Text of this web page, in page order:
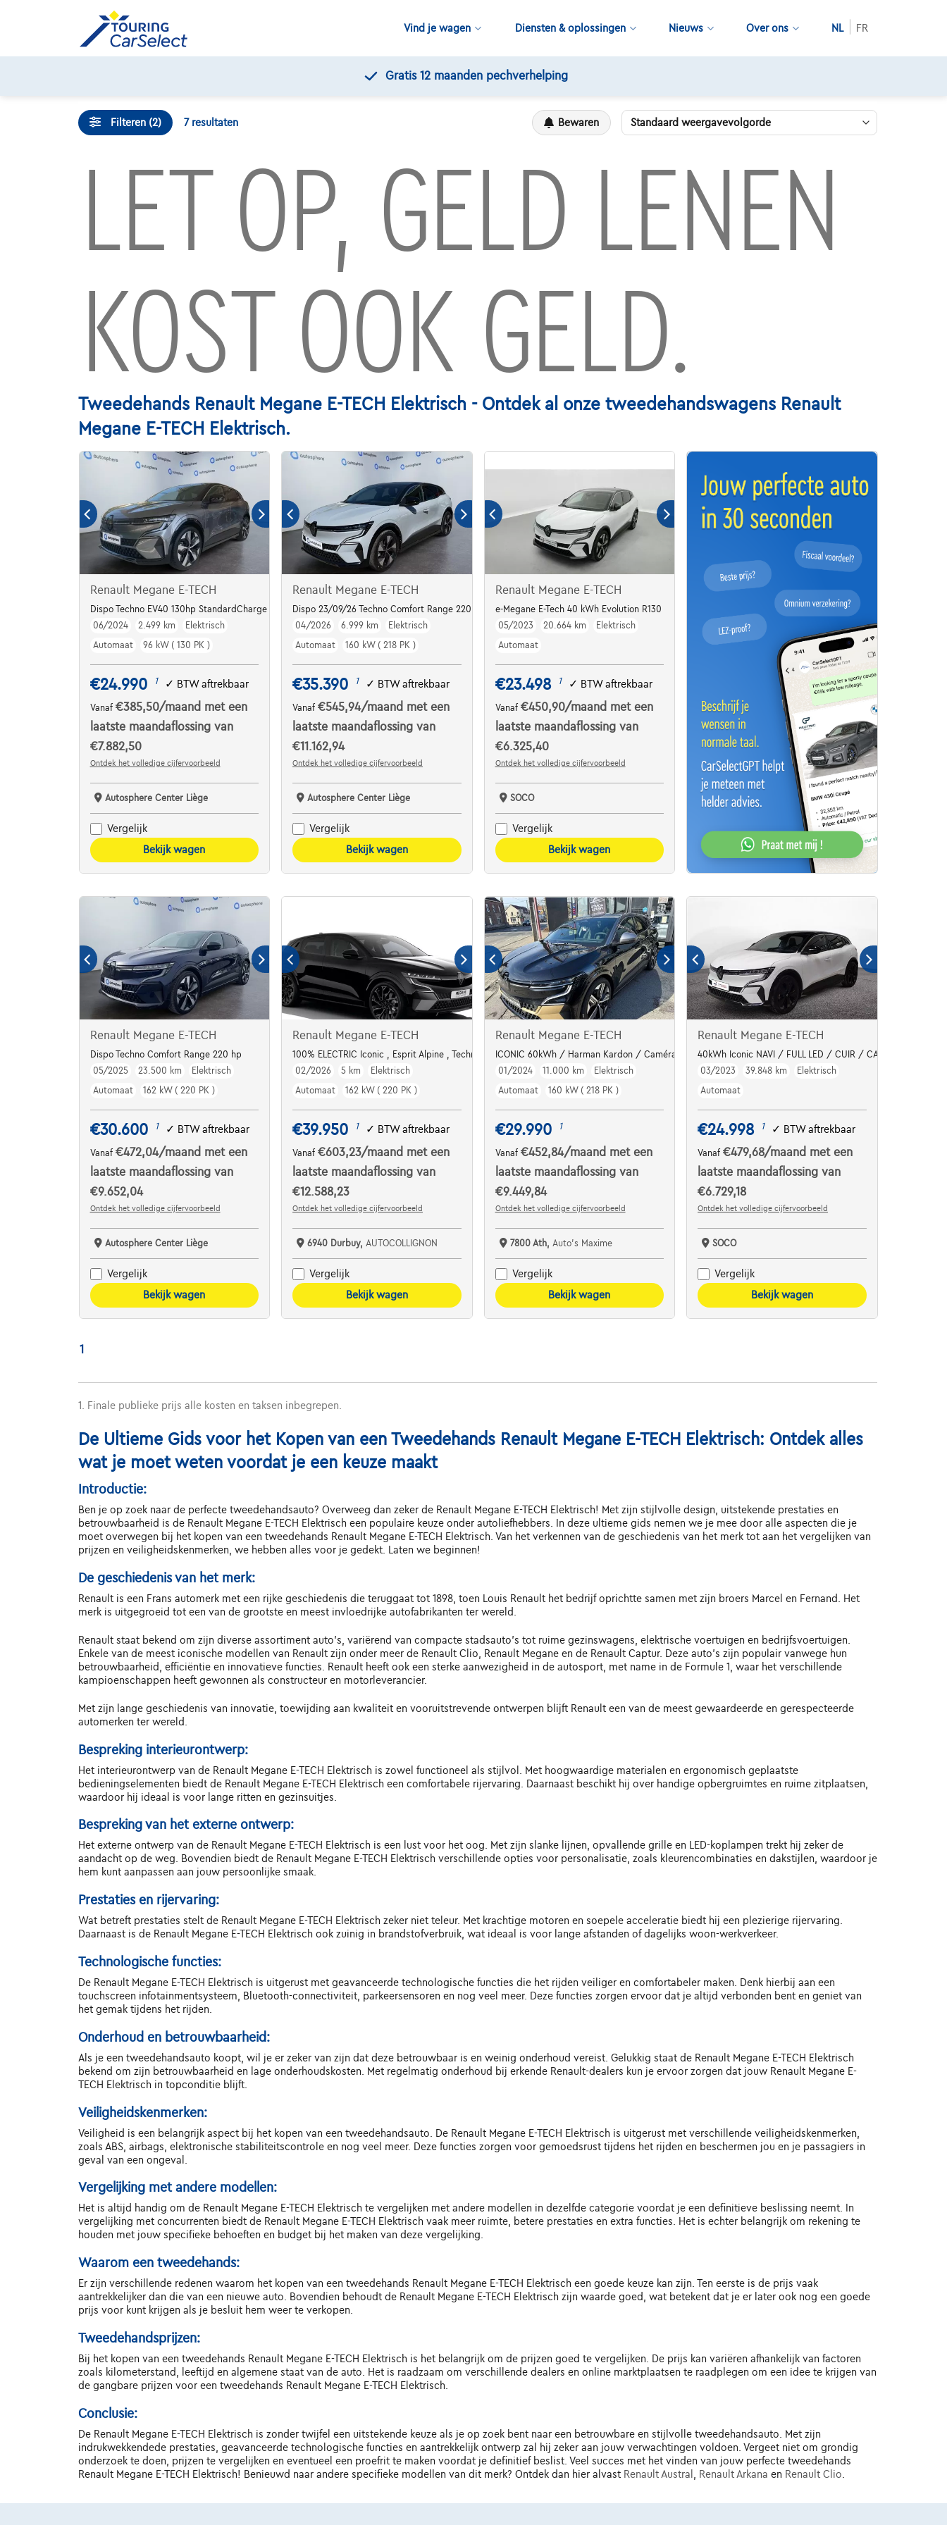
Vind je wagen Diensten & oplossingen Nieuws Over ons NL FR
Gratis 12 maanden pechverhelping
Filteren (2) 7 resultaten Bewaren
Tweedehands Renault Megane E-TECH Elektrisch - Ontdek al onze tweedehandswagens Renault
Megane E-TECH Elektrisch.
LET OP, GELD LENEN
KOST OOK GELD.
Renault Megane E-TECH
Dispo Techno EV40 130hp StandardCharge
06/2024
2.499 km
Elektrisch
Automaat
96 kW ( 130 PK )
€24.990 1 ✓ BTW aftrekbaar
Vanaf €385,50/maand met een
laatste maandaflossing van
€7.882,50
Ontdek het volledige cijfervoorbeeld
Autosphere Center Liège
Vergelijk
Bekijk wagen
Renault Megane E-TECH
Dispo 23/09/26 Techno Comfort Range 220
04/2026
6.999 km
Elektrisch
Automaat
160 kW ( 218 PK )
€35.390 1 ✓ BTW aftrekbaar
Vanaf€545,94/maand met een
laatste maandaflossing van
€11.162,94
Ontdek het volledige cijfervoorbeeld
Autosphere Center Liège
Vergelijk
Bekijk wagen
Renault Megane E-TECH
e-Megane E-Tech 40 kWh Evolution R130
05/2023
20.664 km
Elektrisch
Automaat
€23.498 1 ✓ BTW aftrekbaar
Vanaf €450,90/maand met een
laatste maandaflossing van
€6.325,40
Ontdek het volledige cijfervoorbeeld
SOCO
Vergelijk
Bekijk wagen
Renault Megane E-TECH
Dispo Techno Comfort Range 220 hp
05/2025
23.500 km
Elektrisch
Automaat
162 kW ( 220 PK )
€30.600 1 ✓ BTW aftrekbaar
Vanaf €472,04/maand met een
laatste maandaflossing van
€9.652,04
Ontdek het volledige cijfervoorbeeld
Autosphere Center Liège
Vergelijk
Bekijk wagen
Renault Megane E-TECH
100% ELECTRIC Iconic , Esprit Alpine , Techno
02/2026
5 km
Elektrisch
Automaat
162 kW ( 220 PK )
€39.950 1 ✓ BTW aftrekbaar
Vanaf€603,23/maand met een
laatste maandaflossing van
€12.588,23
Ontdek het volledige cijfervoorbeeld
6940 Durbuy, AUTOCOLLIGNON
Vergelijk
Bekijk wagen
Renault Megane E-TECH
ICONIC 60kWh / Harman Kardon / Caméra 360 /
01/2024
11.000 km
Elektrisch
Automaat
160 kW ( 218 PK )
€29.990 1
Vanaf €452,84/maand met een
laatste maandaflossing van
€9.449,84
Ontdek het volledige cijfervoorbeeld
7800 Ath, Auto's Maxime
Vergelijk
Bekijk wagen
Renault Megane E-TECH
40kWh Iconic NAVI / FULL LED / CUIR / CAMERA / JA 20"
03/2023
39.848 km
Elektrisch
Automaat
€24.998 1 ✓ BTW aftrekbaar
Vanaf€479,68/maand met een
laatste maandaflossing van
€6.729,18
Ontdek het volledige cijfervoorbeeld
SOCO
Vergelijk
Bekijk wagen
1
1. Finale publieke prijs alle kosten en taksen inbegrepen.
De Ultieme Gids voor het Kopen van een Tweedehands Renault Megane E-TECH Elektrisch: Ontdek alles
wat je moet weten voordat je een keuze maakt
Introductie:
Ben je op zoek naar de perfecte tweedehandsauto? Overweeg dan zeker de Renault Megane E-TECH Elektrisch! Met zijn stijlvolle design, uitstekende prestaties en
betrouwbaarheid is de Renault Megane E-TECH Elektrisch een populaire keuze onder autoliefhebbers. In deze ultieme gids nemen we je mee door alle aspecten die je
moet overwegen bij het kopen van een tweedehands Renault Megane E-TECH Elektrisch. Van het verkennen van de geschiedenis van het merk tot aan het vergelijken van
prijzen en veiligheidskenmerken, we hebben alles voor je gedekt. Laten we beginnen!
De geschiedenis van het merk:
Renault is een Frans automerk met een rijke geschiedenis die teruggaat tot 1898, toen Louis Renault het bedrijf oprichtte samen met zijn broers Marcel en Fernand. Het
merk is uitgegroeid tot een van de grootste en meest invloedrijke autofabrikanten ter wereld.
Renault staat bekend om zijn diverse assortiment auto's, variërend van compacte stadsauto's tot ruime gezinswagens, elektrische voertuigen en bedrijfsvoertuigen.
Enkele van de meest iconische modellen van Renault zijn onder meer de Renault Clio, Renault Megane en de Renault Captur. Deze auto's zijn populair vanwege hun
betrouwbaarheid, efficiëntie en innovatieve functies. Renault heeft ook een sterke aanwezigheid in de autosport, met name in de Formule 1, waar het verschillende
kampioenschappen heeft gewonnen als constructeur en motorleverancier.
Met zijn lange geschiedenis van innovatie, toewijding aan kwaliteit en vooruitstrevende ontwerpen blijft Renault een van de meest gewaardeerde en gerespecteerde
automerken ter wereld.
Bespreking interieurontwerp:
Het interieurontwerp van de Renault Megane E-TECH Elektrisch is zowel functioneel als stijlvol. Met hoogwaardige materialen en ergonomisch geplaatste
bedieningselementen biedt de Renault Megane E-TECH Elektrisch een comfortabele rijervaring. Daarnaast beschikt hij over handige opbergruimtes en ruime zitplaatsen,
waardoor hij ideaal is voor lange ritten en gezinsuitjes.
Bespreking van het externe ontwerp:
Het externe ontwerp van de Renault Megane E-TECH Elektrisch is een lust voor het oog. Met zijn slanke lijnen, opvallende grille en LED-koplampen trekt hij zeker de
aandacht op de weg. Bovendien biedt de Renault Megane E-TECH Elektrisch verschillende opties voor personalisatie, zoals kleurencombinaties en dakstijlen, waardoor je
hem kunt aanpassen aan jouw persoonlijke smaak.
Prestaties en rijervaring:
Wat betreft prestaties stelt de Renault Megane E-TECH Elektrisch zeker niet teleur. Met krachtige motoren en soepele acceleratie biedt hij een plezierige rijervaring.
Daarnaast is de Renault Megane E-TECH Elektrisch ook zuinig in brandstofverbruik, wat ideaal is voor lange afstanden of dagelijks woon-werkverkeer.
Technologische functies:
De Renault Megane E-TECH Elektrisch is uitgerust met geavanceerde technologische functies die het rijden veiliger en comfortabeler maken. Denk hierbij aan een
touchscreen infotainmentsysteem, Bluetooth-connectiviteit, parkeersensoren en nog veel meer. Deze functies zorgen ervoor dat je altijd verbonden bent en geniet van
het gemak tijdens het rijden.
Onderhoud en betrouwbaarheid:
Als je een tweedehandsauto koopt, wil je er zeker van zijn dat deze betrouwbaar is en weinig onderhoud vereist. Gelukkig staat de Renault Megane E-TECH Elektrisch
bekend om zijn betrouwbaarheid en lage onderhoudskosten. Met regelmatig onderhoud bij erkende Renault-dealers kun je ervoor zorgen dat jouw Renault Megane E-
TECH Elektrisch in topconditie blijft.
Veiligheidskenmerken:
Veiligheid is een belangrijk aspect bij het kopen van een tweedehandsauto. De Renault Megane E-TECH Elektrisch is uitgerust met verschillende veiligheidskenmerken,
zoals ABS, airbags, elektronische stabiliteitscontrole en nog veel meer. Deze functies zorgen voor gemoedsrust tijdens het rijden en beschermen jou en je passagiers in
geval van een ongeval.
Vergelijking met andere modellen:
Het is altijd handig om de Renault Megane E-TECH Elektrisch te vergelijken met andere modellen in dezelfde categorie voordat je een definitieve beslissing neemt. In
vergelijking met concurrenten biedt de Renault Megane E-TECH Elektrisch vaak meer ruimte, betere prestaties en extra functies. Het is echter belangrijk om rekening te
houden met jouw specifieke behoeften en budget bij het maken van deze vergelijking.
Waarom een tweedehands:
Er zijn verschillende redenen waarom het kopen van een tweedehands Renault Megane E-TECH Elektrisch een goede keuze kan zijn. Ten eerste is de prijs vaak
aantrekkelijker dan die van een nieuwe auto. Bovendien behoudt de Renault Megane E-TECH Elektrisch zijn waarde goed, wat betekent dat je er later ook nog een goede
prijs voor kunt krijgen als je besluit hem weer te verkopen.
Tweedehandsprijzen:
Bij het kopen van een tweedehands Renault Megane E-TECH Elektrisch is het belangrijk om de prijzen goed te vergelijken. De prijs kan variëren afhankelijk van factoren
zoals kilometerstand, leeftijd en algemene staat van de auto. Het is raadzaam om verschillende dealers en online marktplaatsen te raadplegen om een idee te krijgen van
de gangbare prijzen voor een tweedehands Renault Megane E-TECH Elektrisch.
Conclusie:
De Renault Megane E-TECH Elektrisch is zonder twijfel een uitstekende keuze als je op zoek bent naar een betrouwbare en stijlvolle tweedehandsauto. Met zijn
indrukwekkendede prestaties, geavanceerde technologische functies en aantrekkelijk ontwerp zal hij zeker aan jouw verwachtingen voldoen. Vergeet niet om grondig
onderzoek te doen, prijzen te vergelijken en eventueel een proefrit te maken voordat je definitief beslist. Veel succes met het vinden van jouw perfecte tweedehands
Renault Megane E-TECH Elektrisch! Benieuwd naar andere specifieke modellen van dit merk? Ontdek dan hier alvast Renault Austral Renault Arkana en Renault Clio